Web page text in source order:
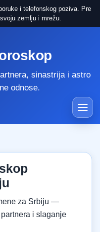
i telefonskog poziva. Pre
zemlju i mrežu.
sinastrija i astro
odnose.
za Srbiju —
i slaganje